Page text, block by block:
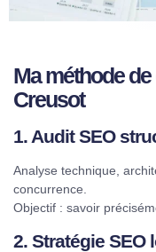
Ma méthode de
Creusot
1. Audit SEO
Analyse technique,
concurrence.
Objectif : savoir
2. Stratégie SEO